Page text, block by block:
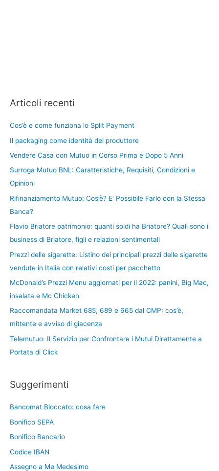
Articoli recenti
Cos’è e come funziona lo Split Payment
Il packaging come identità del produttore
Vendere Casa con Mutuo in Corso Prima e Dopo 5 Anni
Surroga Mutuo BNL: Caratteristiche, Requisiti, Condizioni e
Opinioni
Rifinanziamento Mutuo: Cos’è? E’ Possibile Farlo con la Stessa
Banca?
Flavio Briatore patrimonio: quanti soldi ha Briatore? Quali sono i
business di Briatore, figli e relazioni sentimentali
Prezzi delle sigarette: Listino dei principali prezzi delle sigarette
vendute in Italia con relativi costi per pacchetto
McDonald’s Prezzi Menu aggiornati per il 2022: panini, Big Mac,
insalata e Mc Chicken
Raccomandata Market 685, 689 e 665 dal CMP: cos’è,
mittente e avviso di giacenza
Telemutuo: Il Servizio per Confrontare i Mutui Direttamente a
Portata di Click
Suggerimenti
Bancomat Bloccato: cosa fare
Bonifico SEPA
Bonifico Bancario
Codice IBAN
Assegno a Me Medesimo